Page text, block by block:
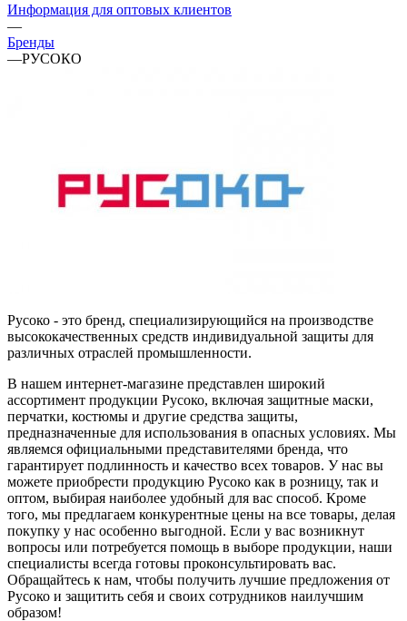
Информация для оптовых клиентов
—
Бренды
—РУСОКО
Русоко - это бренд, специализирующийся на производстве
высококачественных средств индивидуальной защиты для
различных отраслей промышленности.
В нашем интернет-магазине представлен широкий
ассортимент продукции Русоко, включая защитные маски,
перчатки, костюмы и другие средства защиты,
предназначенные для использования в опасных условиях. Мы
являемся официальными представителями бренда, что
гарантирует подлинность и качество всех товаров. У нас вы
можете приобрести продукцию Русоко как в розницу, так и
оптом, выбирая наиболее удобный для вас способ. Кроме
того, мы предлагаем конкурентные цены на все товары, делая
покупку у нас особенно выгодной. Если у вас возникнут
вопросы или потребуется помощь в выборе продукции, наши
специалисты всегда готовы проконсультировать вас.
Обращайтесь к нам, чтобы получить лучшие предложения от
Русоко и защитить себя и своих сотрудников наилучшим
образом!